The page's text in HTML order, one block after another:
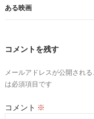
ビ
ゲ
ョ
ある映画
コメントを残す
メールアドレスが公開される
は必須項目です
コメント ※